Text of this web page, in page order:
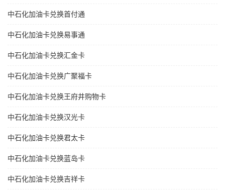
中石化加油卡兑换首付通
中石化加油卡兑换易事通
中石化加油卡兑换汇金卡
中石化加油卡兑换广聚福卡
中石化加油卡兑换王府井购物卡
中石化加油卡兑换汉光卡
中石化加油卡兑换君太卡
中石化加油卡兑换蓝岛卡
中石化加油卡兑换吉祥卡